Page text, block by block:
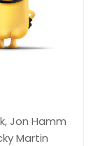
Jon Hamm
Martin